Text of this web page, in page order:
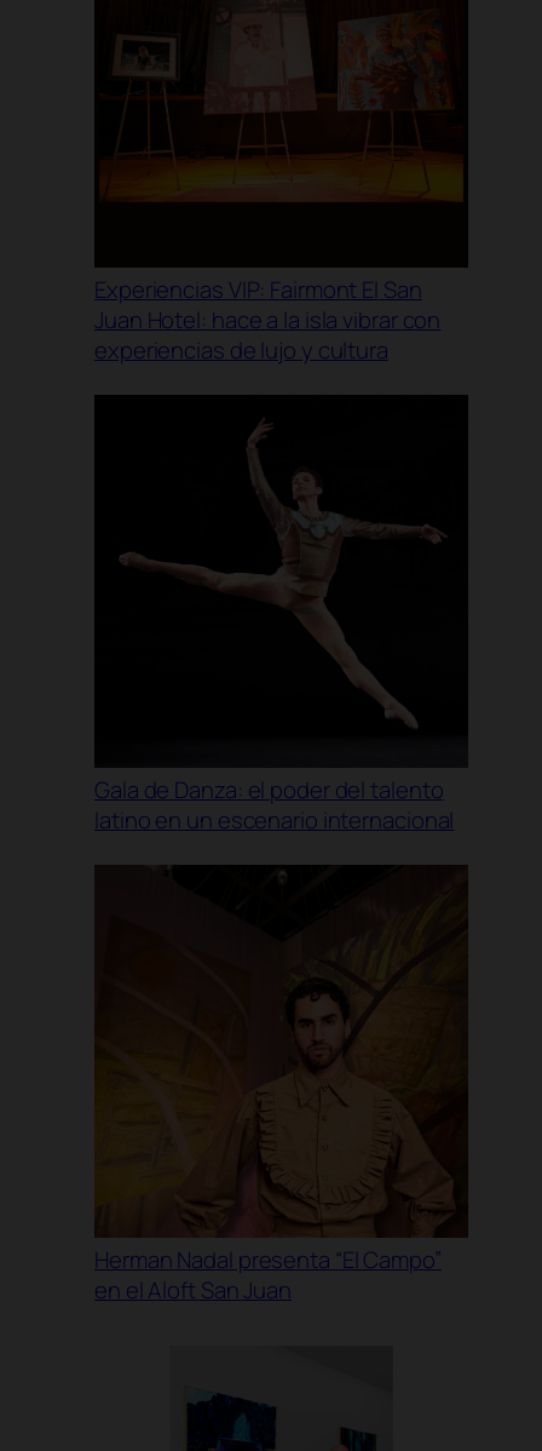
Experiencias VIP: Fairmont El San
Juan Hotel: hace a la isla vibrar con
experiencias de lujo y cultura
Gala de Danza: el poder del talento
latino en un escenario internacional
Herman Nadal presenta “El Campo”
en el Aloft San Juan